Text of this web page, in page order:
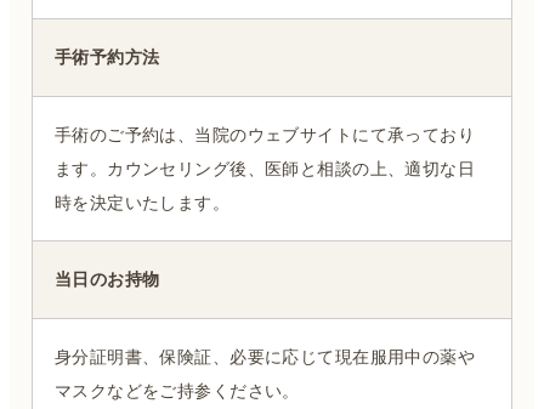
手術予約方法
手術のご予約は、当院のウェブサイトにて承っており
ます。カウンセリング後、医師と相談の上、適切な日
時を決定いたします。
当日のお持物
身分証明書、保険証、必要に応じて現在服用中の薬や
マスクなどをご持参ください。